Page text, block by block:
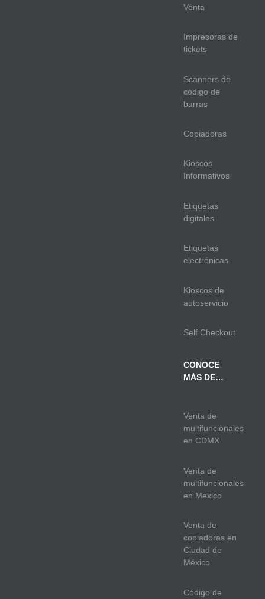
Venta
Impresoras de
tickets
Scanners de
código de
barras
Copiadoras
Kioscos
Informativos
Etiquetas
digitales
Etiquetas
electrónicas
Kioscos de
autoservicio
Self Checkout
CONOCE
MÁS DE…
Venta de
multifuncionales
en CDMX
Venta de
multifuncionales
en Mexico
Venta de
copiadoras en
Ciudad de
México
Código de